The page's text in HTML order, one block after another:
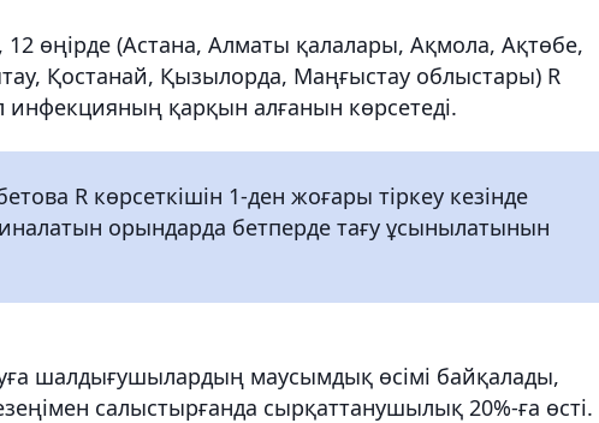
өңірде (Астана, Алматы қалалары, Ақмола, Ақтөбе,
Қостанай, Қызылорда, Маңғыстау облыстары) R
инфекцияның қарқын алғанын көрсетеді.
R көрсеткішін 1-ден жоғары тіркеу кезінде
орындарда бетперде тағу ұсынылатынын
шалдығушылардың маусымдық өсімі байқалады,
салыстырғанда сырқаттанушылық 20%-ға өсті.